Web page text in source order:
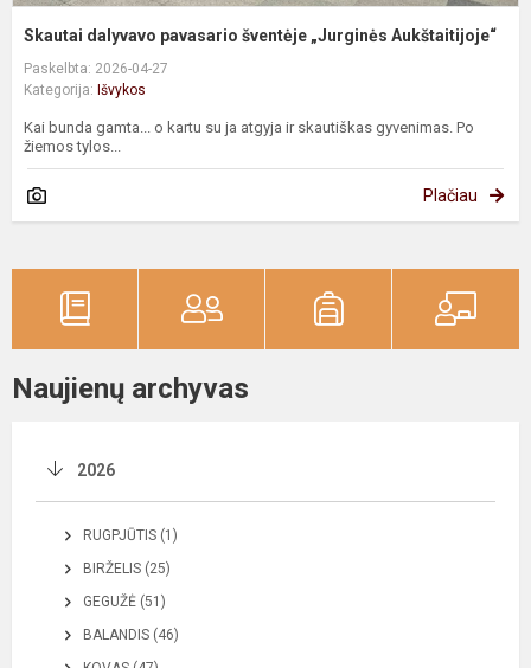
Skautai dalyvavo pavasario šventėje „Jurginės Aukštaitijoje“
Paskelbta: 2026-04-27
Kategorija: Išvykos
Kai bunda gamta... o kartu su ja atgyja ir skautiškas gyvenimas. Po
žiemos tylos...
Plačiau
Naujienų archyvas
2026
RUGPJŪTIS (1)
BIRŽELIS (25)
GEGUŽĖ (51)
BALANDIS (46)